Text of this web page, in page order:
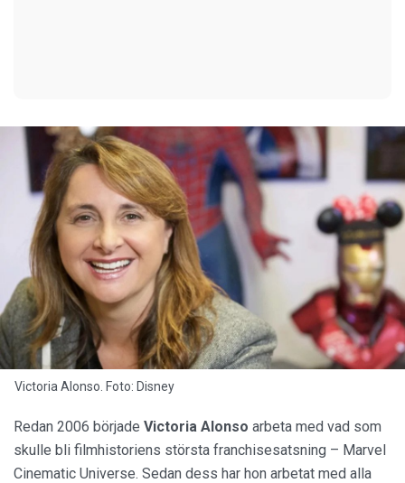
Victoria Alonso. Foto: Disney
Redan 2006 började Victoria Alonso arbeta med vad som
skulle bli filmhistoriens största franchisesatsning – Marvel
Cinematic Universe. Sedan dess har hon arbetat med alla